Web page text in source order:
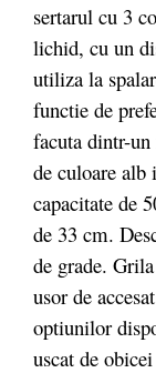
sertarul cu 3
lichid, cu un
utiliza la
functie de
facuta dintr-
de culoare alb
capacitate de
de 33 cm.
de grade.
usor de
optiunilor
uscat de